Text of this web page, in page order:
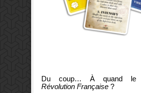
Du coup… À quand le
Révolution Française ?